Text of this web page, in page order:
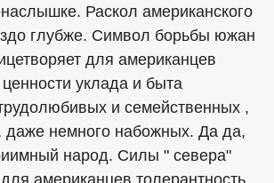
Раскол американского
глубже. Символ борьбы южан
для американцев
уклада и быта
и семейственных ,
даже немного набожных. Да да,
народ. Силы " севера"
американцев толерантность,